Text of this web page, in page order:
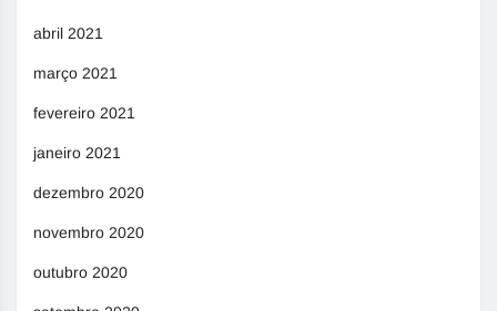
abril 2021
março 2021
fevereiro 2021
janeiro 2021
dezembro 2020
novembro 2020
outubro 2020